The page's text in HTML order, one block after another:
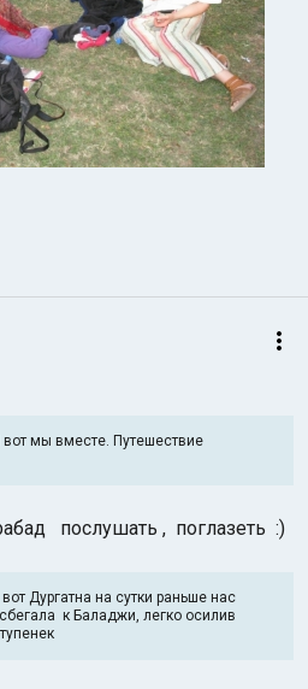
мы вместе. Путешествие
послушать , поглазеть :)
Дургатна на сутки раньше нас
к Баладжи, легко осилив